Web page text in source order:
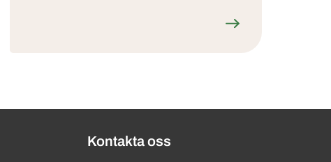
Läs mer
Kontakta oss